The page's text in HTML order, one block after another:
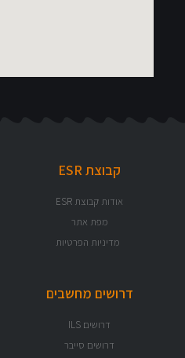
דרושים הייטק
דרושים מתכנתים
דרושים פיזיקאים
דרושים מנהלי רשתות
השמה בהייטק
דרושים בכירים
דרושים אוירונאוטיקה